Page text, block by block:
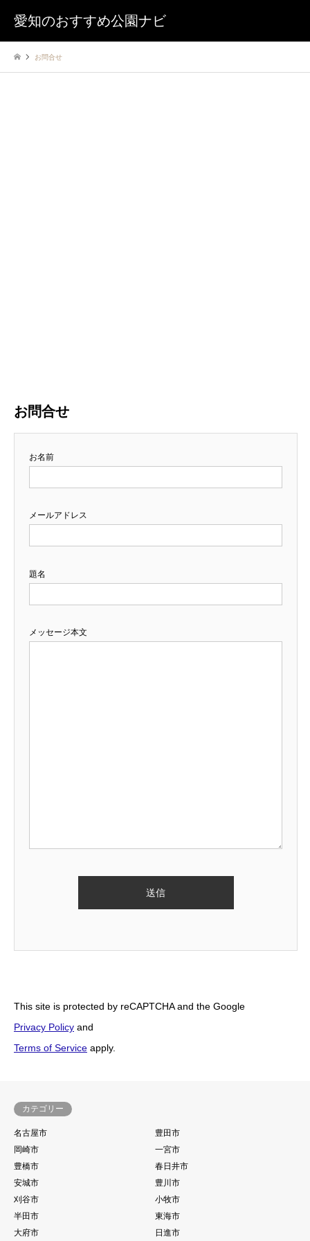
愛知のおすすめ公園ナビ
お問合せ
お問合せ
お名前
メールアドレス
題名
メッセージ本文
This site is protected by reCAPTCHA and the Google
Privacy Policy and
Terms of Service apply.
カテゴリー
名古屋市
豊田市
岡崎市
一宮市
豊橋市
春日井市
安城市
豊川市
刈谷市
小牧市
半田市
東海市
大府市
日進市